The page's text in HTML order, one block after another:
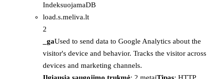
IndeksuojamaDB
load.s.meliva.lt
2
_gaUsed to send data to Google Analytics about the
visitor's device and behavior. Tracks the visitor across
devices and marketing channels.
Ilgiausia saugojimo trukmė: 2 metaiTipas: HTTP